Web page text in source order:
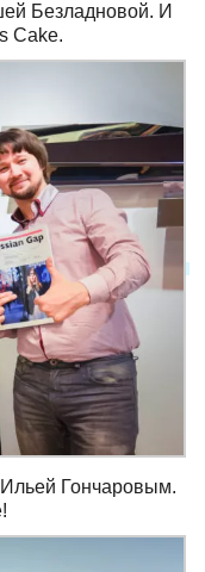
Безладновой. И
Cake.
Гончаровым.